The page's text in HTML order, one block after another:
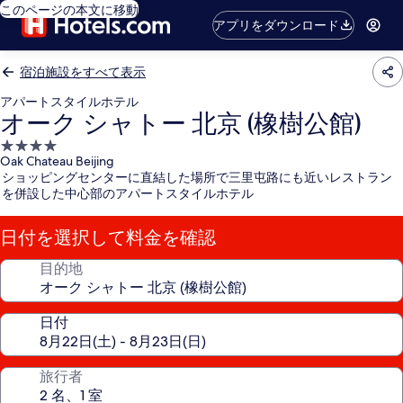
このページの本文に移動
アプリをダウンロード
宿泊施設をすべて表示
アパートスタイルホテル
オーク シャトー 北京 (橡樹公館)
4.0
つ
星
宿
泊
施
設
Oak Chateau Beijing
ショッピングセンターに直結した場所で三里屯路にも近いレストラン
を併設した中心部のアパートスタイルホテル
日付を選択して料金を確認
目的地
日付
旅行者